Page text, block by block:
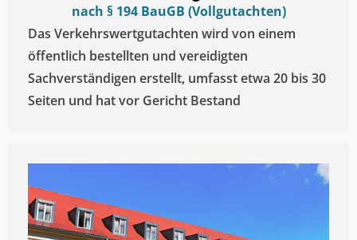
nach § 194 BauGB (Vollgutachten)
Das Verkehrswertgutachten wird von einem
öffentlich bestellten und vereidigten
Sachverständigen erstellt, umfasst etwa 20 bis 30
Seiten und hat vor Gericht Bestand